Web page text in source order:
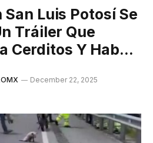
San Luis Potosí Se
Tráiler Que
Cerditos Y Hab…
December 22, 2025